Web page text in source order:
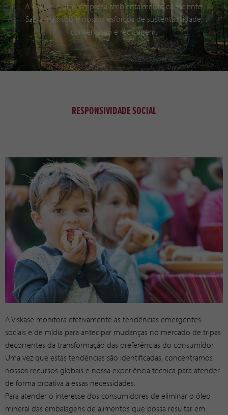
A Viskase é uma empresa ambientalmente consciente.
Saiba mais sobre nossos esforços de sustentabilidade,
conservação e reciclagem.
RESPONSIVIDADE SOCIAL
A Viskase monitora efetivamente as tendências emergentes
sociais e de mídia para antecipar mudanças no mercado de tripas
decorrentes da transformação das preferências do consumidor.
Uma vez que estas tendências são identificadas, concentramos
nossos recursos globais e nossa experiência técnica para atender
de forma proativa a essas necessidades.
Para atender o interesse dos consumidores de eliminar o óleo
mineral das embalagens de alimentos que possa resultar em